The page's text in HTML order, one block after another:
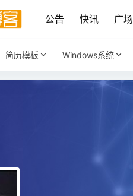
公告 快讯 广场
简历模板 Windows系统